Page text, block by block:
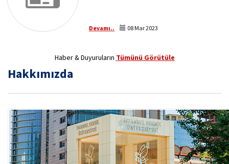
Devamı.. 08 Mar 2023
Haber & Duyuruların Tümünü Görütüle
Hakkımızda